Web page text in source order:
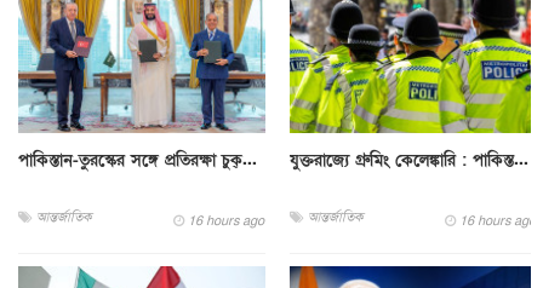
পাকিস্তান-তুরস্কের সঙ্গে প্রতিরক্ষা চুক্...
আন্তর্জাতিক 16 hours ago
যুক্তরাজ্যে গ্রুমিং কেলেঙ্কারি : পাকিস্ত...
আন্তর্জাতিক 16 hours ago